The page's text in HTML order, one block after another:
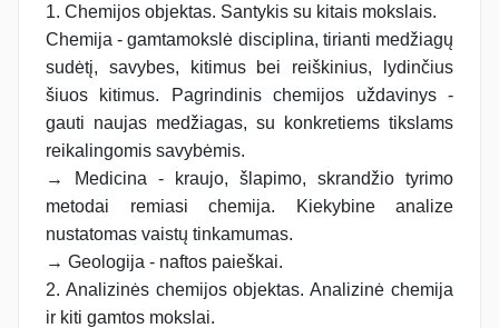
1. Chemijos objektas. Santykis su kitais mokslais.
Chemija - gamtamokslė disciplina, tirianti medžiagų
sudėtį, savybes, kitimus bei reiškinius, lydinčius
šiuos kitimus. Pagrindinis chemijos uždavinys -
gauti naujas medžiagas, su konkretiems tikslams
reikalingomis savybėmis.
→ Medicina - kraujo, šlapimo, skrandžio tyrimo
metodai remiasi chemija. Kiekybine analize
nustatomas vaistų tinkamumas.
→ Geologija - naftos paieškai.
2. Analizinės chemijos objektas. Analizinė chemija
ir kiti gamtos mokslai.